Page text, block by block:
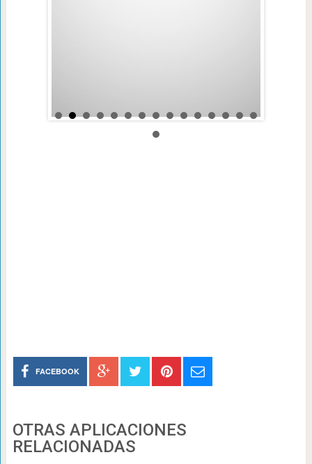
FACEBOOK
OTRAS APLICACIONES
RELACIONADAS